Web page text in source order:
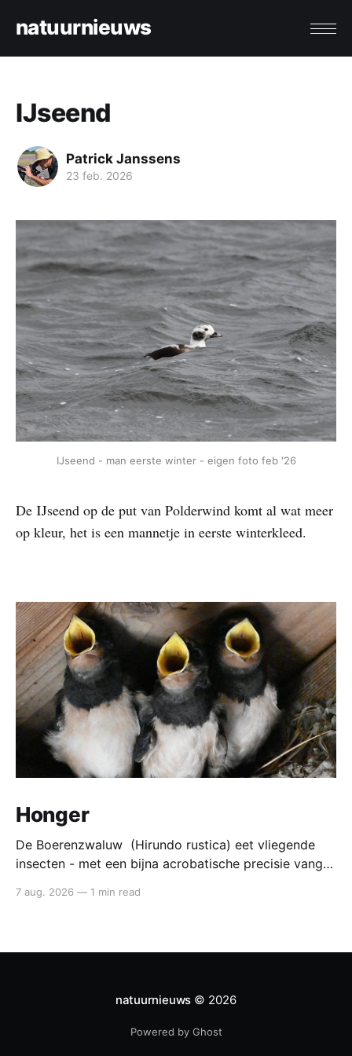
natuurnieuws
IJseend
Patrick Janssens
23 feb. 2026
IJseend - man eerste winter - eigen foto feb '26
De IJseend op de put van Polderwind komt al wat meer
op kleur, het is een mannetje in eerste winterkleed.
Honger
De Boerenzwaluw (Hirundo rustica) eet vliegende
insecten - met een bijna acrobatische precisie vangt
De boerenzwaluw jaagt altijd in de lucht. Zijn hele
insecten tijdens
7 aug. 2026 — 1 min read
natuurnieuws © 2026
Powered by Ghost